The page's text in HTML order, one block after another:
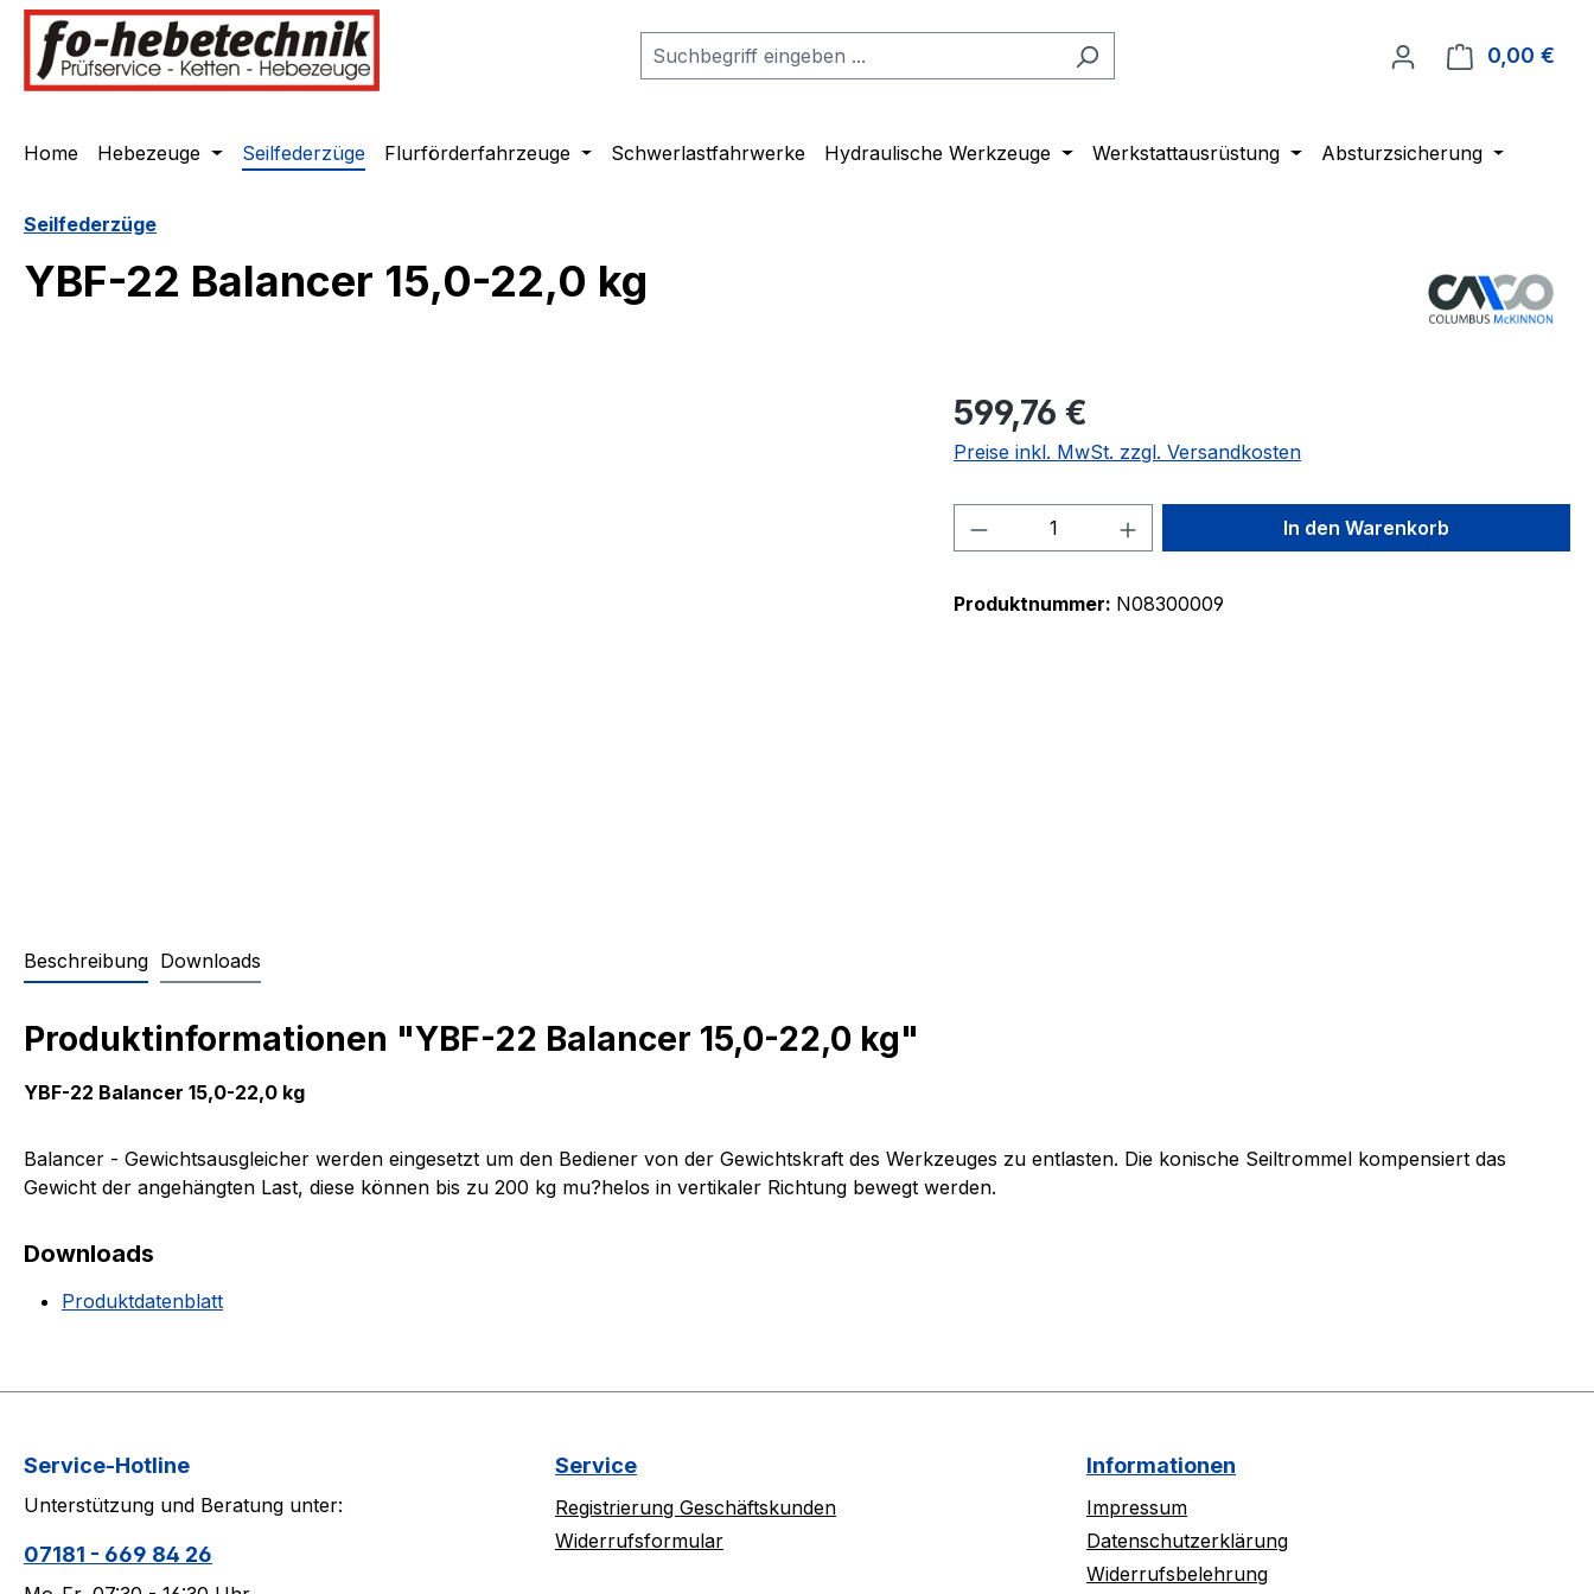
Zur Hauptnavigation springen
0,00 €
Home Hebezeuge Seilfederzüge Flurförderfahrzeuge Schwerlastfahrwerke Hydraulische Werkzeuge Werkstattausrüstung Absturzsicherung
Seilfederzüge
YBF-22 Balancer 15,0-22,0 kg
599,76 €
Preise inkl. MwSt. zzgl. Versandkosten
Produkt Anzahl: Gib den gewünschten Wert
In den Warenkorb
Produktnummer: N08300009
Beschreibung Downloads
Produktinformationen "YBF-22 Balancer 15,0-22,0 kg"
YBF-22 Balancer 15,0-22,0 kg
Balancer - Gewichtsausgleicher werden eingesetzt um den Bediener von der Gewichtskraft des Werkzeuges zu entlasten. Die konische Seiltrommel kompensiert das
Gewicht der angehängten Last, diese können bis zu 200 kg mu?helos in vertikaler Richtung bewegt werden.
Downloads
Produktdatenblatt
Service-Hotline
Unterstützung und Beratung unter:
07181 - 669 84 26
Service
Registrierung Geschäftskunden
Widerrufsformular
Informationen
Impressum
Datenschutzerklärung
Widerrufsbelehrung